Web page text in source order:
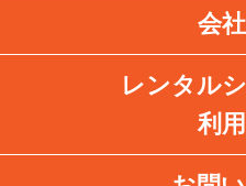
会
レンタル
利